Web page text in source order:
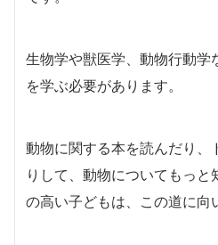
生物学や獣医学、動物行動学
を学ぶ必要があります。
動物に関する本を読んだり、
りして、動物についてもっ
の高い子どもは、この道に向